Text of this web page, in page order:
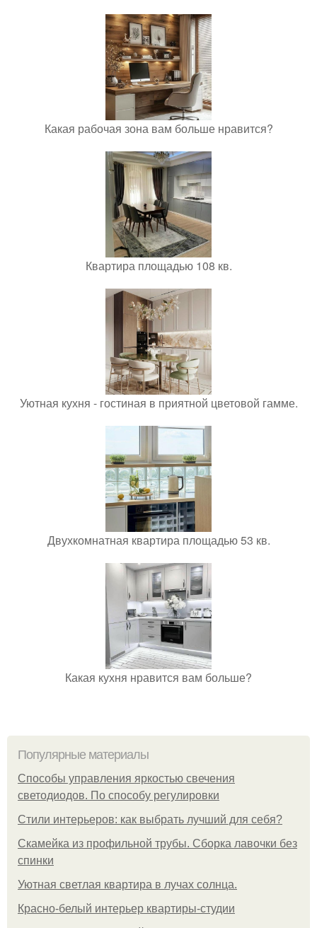
Какая рабочая зона вам больше нравится?
Квартира площадью 108 кв.
Уютная кухня - гостиная в приятной цветовой гамме.
Двухкомнатная квартира площадью 53 кв.
Какая кухня нравится вам больше?
Популярные материалы
Способы управления яркостью свечения
светодиодов. По способу регулировки
Стили интерьеров: как выбрать лучший для себя?
Скамейка из профильной трубы. Сборка лавочки без
спинки
Уютная светлая квартира в лучах солнца.
Красно-белый интерьер квартиры-студии